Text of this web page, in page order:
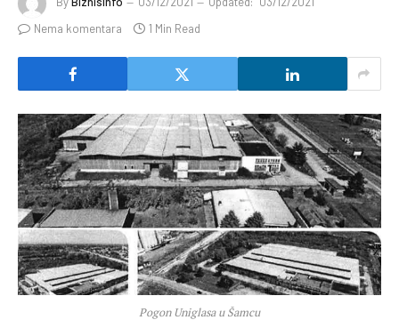
Nema komentara
1 Min Read
Pogon Uniglasa u Šamcu